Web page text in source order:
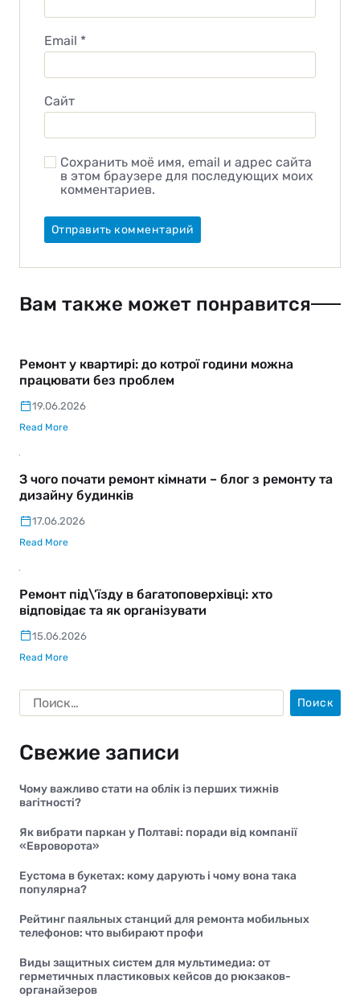
Email *
Сайт
Сохранить моё имя, email и адрес сайта
в этом браузере для последующих моих
комментариев.
Вам также может понравится
Ремонт у квартирі: до котрої години можна
працювати без проблем
19.06.2026
Read More
З чого почати ремонт кімнати – блог з ремонту та
дизайну будинків
17.06.2026
Read More
Ремонт під\’їзду в багатоповерхівці: хто
відповідає та як організувати
15.06.2026
Read More
Свежие записи
Чому важливо стати на облік із перших тижнів
вагітності?
Як вибрати паркан у Полтаві: поради від компанії
«Евроворота»
Еустома в букетах: кому дарують і чому вона така
популярна?
Рейтинг паяльных станций для ремонта мобильных
телефонов: что выбирают профи
Виды защитных систем для мультимедиа: от
герметичных пластиковых кейсов до рюкзаков-
органайзеров